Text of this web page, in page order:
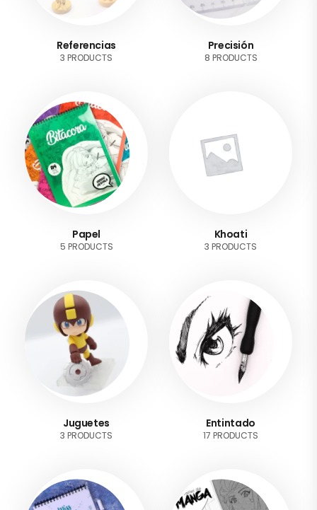
Referencias
3 PRODUCTS
Precisión
8 PRODUCTS
Papel
5 PRODUCTS
Khoati
3 PRODUCTS
Juguetes
3 PRODUCTS
Entintado
17 PRODUCTS